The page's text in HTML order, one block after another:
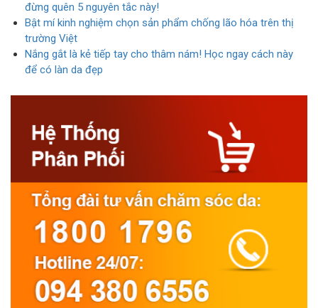
đừng quên 5 nguyên tắc này!
Bật mí kinh nghiệm chọn sản phẩm chống lão hóa trên thị
trường Việt
Nắng gắt là kẻ tiếp tay cho thâm nám! Học ngay cách này
để có làn da đẹp